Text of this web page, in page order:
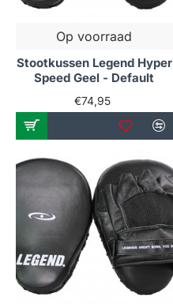
Op voorraad
Stootkussen Legend Hyper
Speed Geel - Default
€74,95